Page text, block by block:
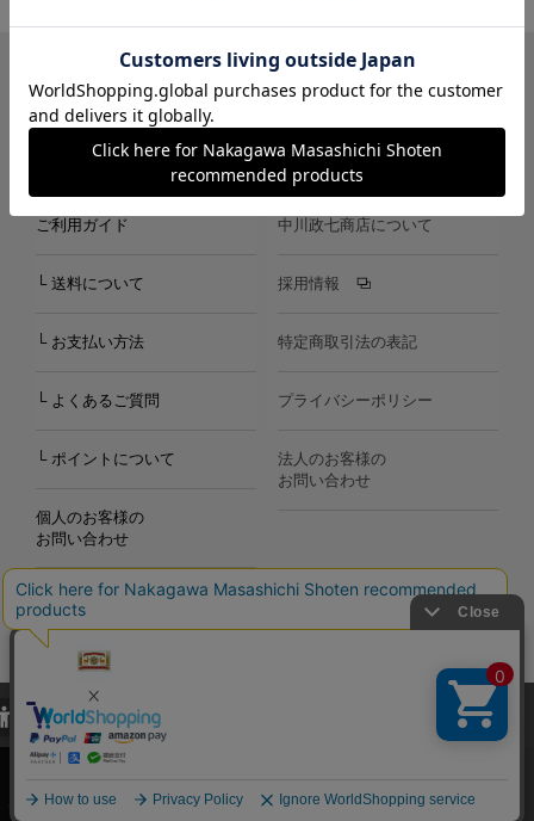
LINE Instagram X Facebook メールマガジン
ご利用ガイド
└ 送料について
└ お支払い方法
└ よくあるご質問
└ ポイントについて
個人のお客様の
お問い合わせ
中川政七商店について
採用情報
特定商取引法の表記
プライバシーポリシー
法人のお客様の
お問い合わせ
Copyright©2000-2026
Nakagawa Masashichi Shoten All Rights Reserved.
当サイトでは、当サイト内における閲覧履歴・属性情報などの取得およ
び利便性向上のためにクッキー（Cookie）を使用いたします。詳細に
関しては「プライバシーポリシー
承諾する